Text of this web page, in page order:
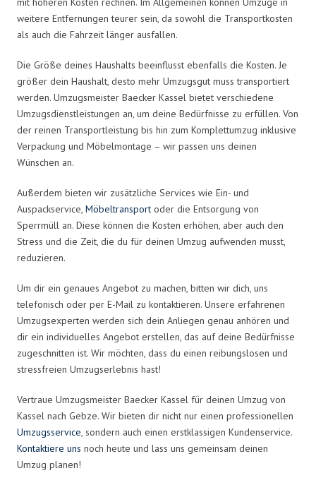
weitere Entfernungen teurer sein, da sowohl die Transportkosten
als auch die Fahrzeit länger ausfallen.
Die Größe deines Haushalts beeinflusst ebenfalls die Kosten. Je
größer dein Haushalt, desto mehr Umzugsgut muss transportiert
werden. Umzugsmeister Baecker Kassel bietet verschiedene
Umzugsdienstleistungen an, um deine Bedürfnisse zu erfüllen. Von
der reinen Transportleistung bis hin zum Komplettumzug inklusive
Verpackung und Möbelmontage – wir passen uns deinen
Wünschen an.
Außerdem bieten wir zusätzliche Services wie Ein- und
Auspackservice, Möbeltransport oder die Entsorgung von
Sperrmüll an. Diese können die Kosten erhöhen, aber auch den
Stress und die Zeit, die du für deinen Umzug aufwenden musst,
reduzieren.
Um dir ein genaues Angebot zu machen, bitten wir dich, uns
telefonisch oder per E-Mail zu kontaktieren. Unsere erfahrenen
Umzugsexperten werden sich dein Anliegen genau anhören und
dir ein individuelles Angebot erstellen, das auf deine Bedürfnisse
zugeschnitten ist. Wir möchten, dass du einen reibungslosen und
stressfreien Umzugserlebnis hast!
Vertraue Umzugsmeister Baecker Kassel für deinen Umzug von
Kassel nach Gebze. Wir bieten dir nicht nur einen professionellen
Umzugsservice, sondern auch einen erstklassigen Kundenservice.
Kontaktiere uns noch heute und lass uns gemeinsam deinen
Umzug planen!